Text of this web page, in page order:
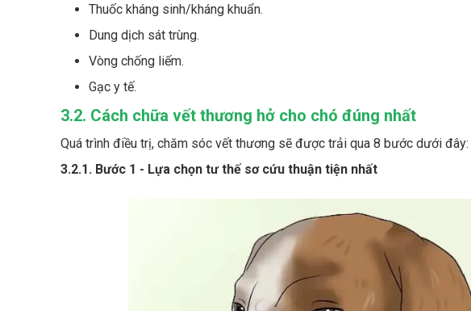
Thuốc kháng sinh/kháng khuẩn.
Dung dịch sát trùng.
Vòng chống liếm.
Gạc y tế.
3.2. Cách chữa vết thương hở cho chó đúng nhất
Quá trình điều trị, chăm sóc vết thương sẽ được trải qua 8 bước dưới đây:
3.2.1. Bước 1 - Lựa chọn tư thế sơ cứu thuận tiện nhất